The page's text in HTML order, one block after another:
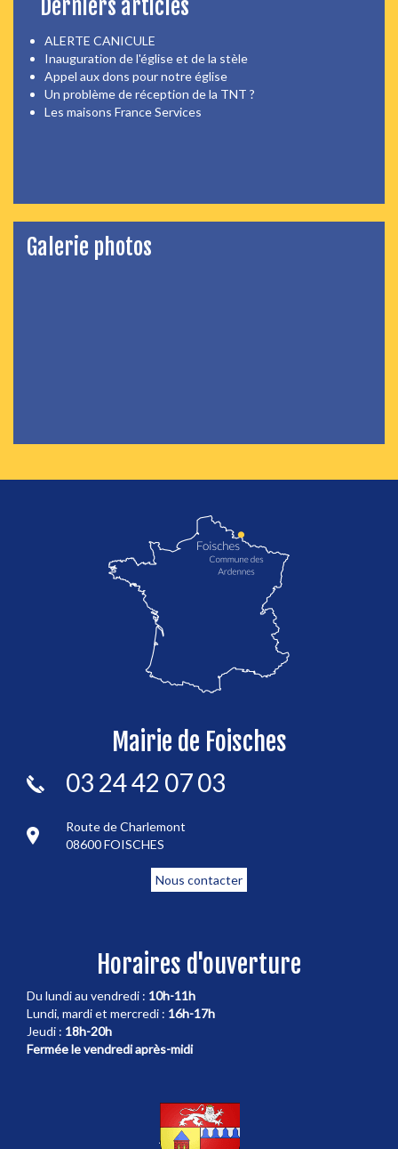
Derniers articles
ALERTE CANICULE
Inauguration de l'église et de la stèle
Appel aux dons pour notre église
Un problème de réception de la TNT ?
Les maisons France Services
Galerie photos
localisation de Foisches
Mairie de Foisches
03 24 42 07 03
Route de Charlemont
08600 FOISCHES
Nous contacter
Horaires d'ouverture
Du lundi au vendredi : 10h-11h
Lundi, mardi et mercredi : 16h-17h
Jeudi : 18h-20h
Fermée le vendredi après-midi